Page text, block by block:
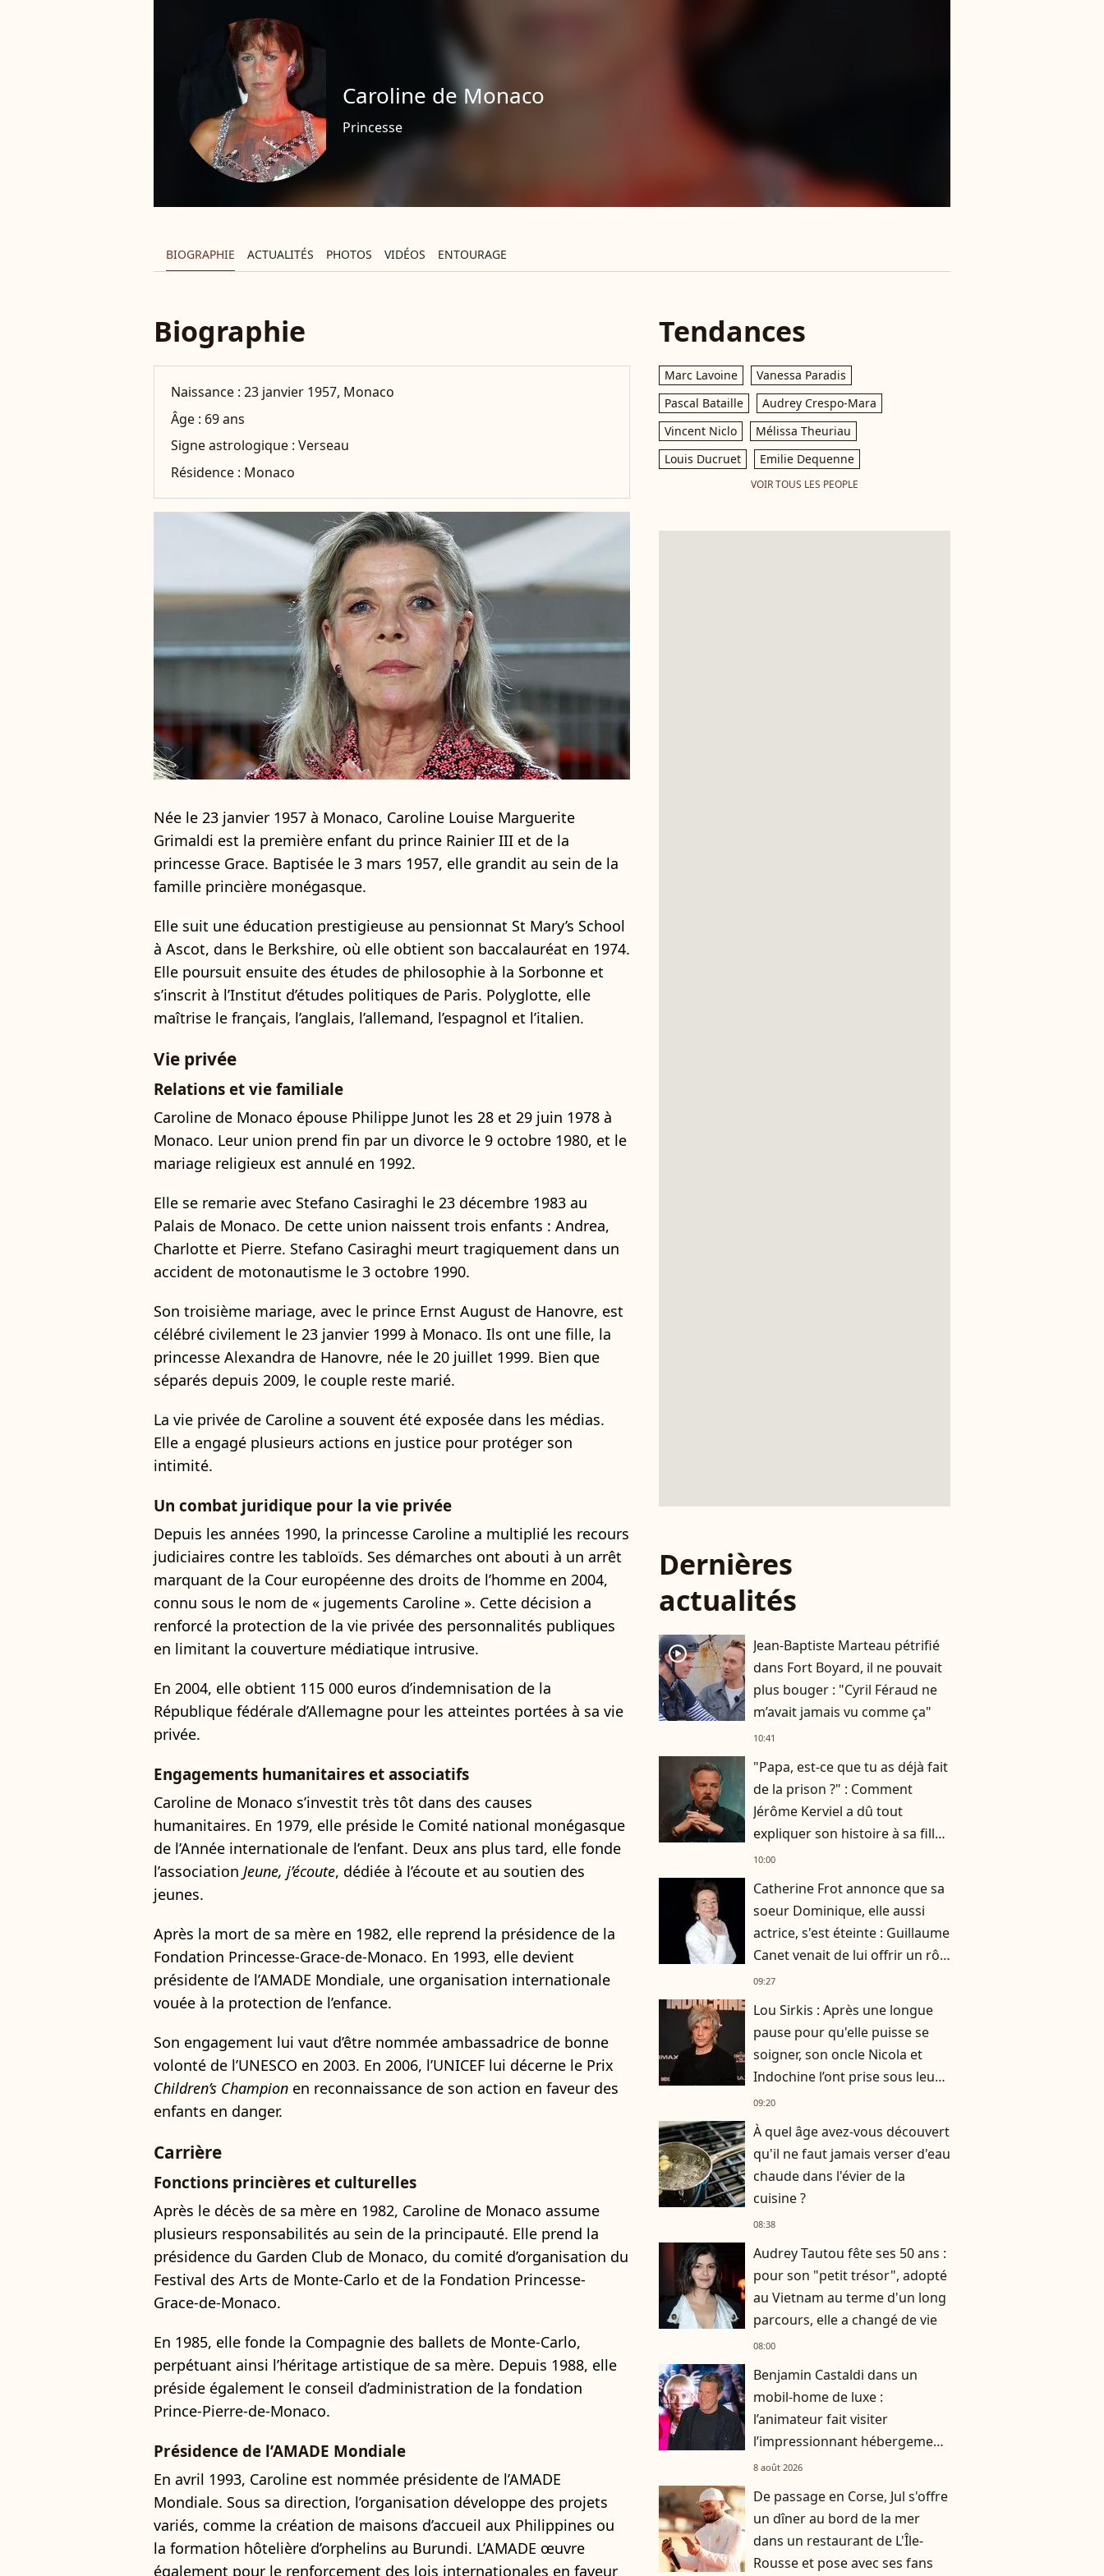
Caroline de Monaco
Princesse
BIOGRAPHIE ACTUALITÉS PHOTOS VIDÉOS ENTOURAGE
Biographie
Naissance :23 janvier 1957, Monaco
Âge : 69 ans
Signe astrologique :Verseau
Résidence : Monaco
Née le 23 janvier 1957 à Monaco, Caroline Louise Marguerite
Grimaldi est la première enfant du prince Rainier III et de la
princesse Grace. Baptisée le 3 mars 1957, elle grandit au sein de la
famille princière monégasque.
Elle suit une éducation prestigieuse au pensionnat St Mary’s School
à Ascot, dans le Berkshire, où elle obtient son baccalauréat en 1974.
Elle poursuit ensuite des études de philosophie à la Sorbonne et
s’inscrit à l’Institut d’études politiques de Paris. Polyglotte, elle
maîtrise le français, l’anglais, l’allemand, l’espagnol et l’italien.
Vie privée
Relations et vie familiale
Caroline de Monaco épouse Philippe Junot les 28 et 29 juin 1978 à
Monaco. Leur union prend fin par un divorce le 9 octobre 1980, et le
mariage religieux est annulé en 1992.
Elle se remarie avec Stefano Casiraghi le 23 décembre 1983 au
Palais de Monaco. De cette union naissent trois enfants : Andrea,
Charlotte et Pierre. Stefano Casiraghi meurt tragiquement dans un
accident de motonautisme le 3 octobre 1990.
Son troisième mariage, avec le prince Ernst August de Hanovre, est
célébré civilement le 23 janvier 1999 à Monaco. Ils ont une fille, la
princesse Alexandra de Hanovre, née le 20 juillet 1999. Bien que
séparés depuis 2009, le couple reste marié.
La vie privée de Caroline a souvent été exposée dans les médias.
Elle a engagé plusieurs actions en justice pour protéger son
intimité.
Un combat juridique pour la vie privée
Depuis les années 1990, la princesse Caroline a multiplié les recours
judiciaires contre les tabloïds. Ses démarches ont abouti à un arrêt
marquant de la Cour européenne des droits de l’homme en 2004,
connu sous le nom de « jugements Caroline ». Cette décision a
renforcé la protection de la vie privée des personnalités publiques
en limitant la couverture médiatique intrusive.
En 2004, elle obtient 115 000 euros d’indemnisation de la
République fédérale d’Allemagne pour les atteintes portées à sa vie
privée.
Engagements humanitaires et associatifs
Caroline de Monaco s’investit très tôt dans des causes
humanitaires. En 1979, elle préside le Comité national monégasque
de l’Année internationale de l’enfant. Deux ans plus tard, elle fonde
l’association Jeune, j’écoute, dédiée à l’écoute et au soutien des
jeunes.
Après la mort de sa mère en 1982, elle reprend la présidence de la
Fondation Princesse-Grace-de-Monaco. En 1993, elle devient
présidente de l’AMADE Mondiale, une organisation internationale
vouée à la protection de l’enfance.
Son engagement lui vaut d’être nommée ambassadrice de bonne
volonté de l’UNESCO en 2003. En 2006, l’UNICEF lui décerne le Prix
Children’s Champion en reconnaissance de son action en faveur des
enfants en danger.
Carrière
Fonctions princières et culturelles
Après le décès de sa mère en 1982, Caroline de Monaco assume
plusieurs responsabilités au sein de la principauté. Elle prend la
présidence du Garden Club de Monaco, du comité d’organisation du
Festival des Arts de Monte-Carlo et de la Fondation Princesse-
Grace-de-Monaco.
En 1985, elle fonde la Compagnie des ballets de Monte-Carlo,
perpétuant ainsi l’héritage artistique de sa mère. Depuis 1988, elle
préside également le conseil d’administration de la fondation
Prince-Pierre-de-Monaco.
Présidence de l’AMADE Mondiale
En avril 1993, Caroline est nommée présidente de l’AMADE
Mondiale. Sous sa direction, l’organisation développe des projets
variés, comme la création de maisons d’accueil aux Philippines ou
la formation hôtelière d’orphelins au Burundi. L’AMADE œuvre
également pour le renforcement des lois internationales en faveur
Tendances
Marc Lavoine
Vanessa Paradis
Pascal Bataille
Audrey Crespo-Mara
Vincent Niclo
Mélissa Theuriau
Louis Ducruet
Emilie Dequenne
VOIR TOUS LES PEOPLE
Dernières
actualités
player2
Jean-Baptiste Marteau pétrifié
dans Fort Boyard, il ne pouvait
plus bouger : "Cyril Féraud ne
m’avait jamais vu comme ça"
10:41
"Papa, est-ce que tu as déjà fait
de la prison ?" : Comment
Jérôme Kerviel a dû tout
expliquer son histoire à sa fille
de 7 ans
10:00
Catherine Frot annonce que sa
soeur Dominique, elle aussi
actrice, s'est éteinte : Guillaume
Canet venait de lui offrir un rôle
dans son film avec Marion
09:27
Lou Sirkis : Après une longue
pause pour qu'elle puisse se
soigner, son oncle Nicola et
Indochine l’ont prise sous leur
aile
09:20
À quel âge avez-vous découvert
qu'il ne faut jamais verser d'eau
chaude dans l'évier de la
cuisine ?
08:38
Audrey Tautou fête ses 50 ans :
pour son "petit trésor", adopté
au Vietnam au terme d'un long
parcours, elle a changé de vie
08:00
Benjamin Castaldi dans un
mobil-home de luxe :
l’animateur fait visiter
l’impressionnant hébergement
dans lequel il séjourne
8 août 2026
De passage en Corse, Jul s'offre
un dîner au bord de la mer
dans un restaurant de L'Île-
Rousse et pose avec ses fans